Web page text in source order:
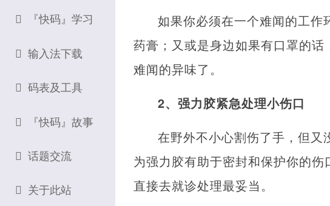
如果你必须在一个难闻的工
药膏；又或是身边如果有口罩的
难闻的异味了。
2、强力胶紧急处理小伤口
在野外不小心割伤了手，但又
为强力胶有助于密封和保护你的
直接去就诊处理最妥当。
『快码』学习
输入法下载
码表及工具
『快码』故事
话题交流
关于此站